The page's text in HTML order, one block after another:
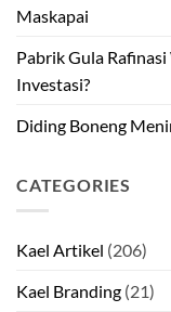
Maskapai
Pabrik Gula
Investasi?
Diding Boneng
CATEGORIES
Kael Artikel (206)
Kael Branding (21)